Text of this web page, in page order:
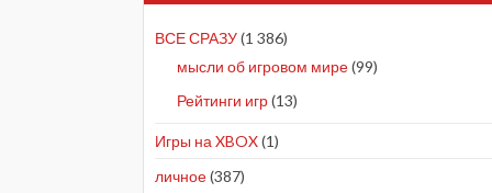
ВСЕ СРАЗУ(1 386)
мысли об игровом мире(99)
Рейтинги игр(13)
Игры на XBOX(1)
личное(387)